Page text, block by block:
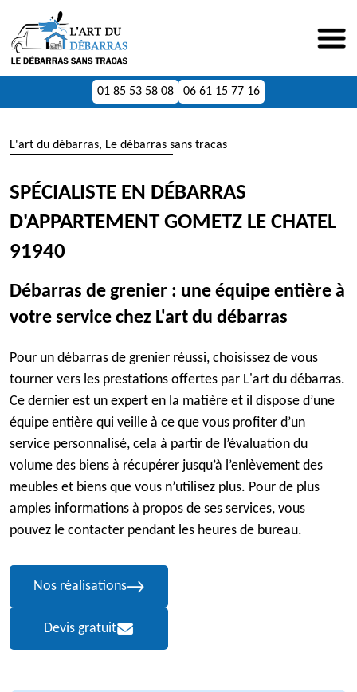
01 85 53 58 08 06 61 15 77 16
L'art du débarras, Le débarras sans tracas
SPÉCIALISTE EN DÉBARRAS
D'APPARTEMENT GOMETZ LE CHATEL
91940
Débarras de grenier : une équipe entière à
votre service chez L'art du débarras
Pour un débarras de grenier réussi, choisissez de vous
tourner vers les prestations offertes par L'art du débarras.
Ce dernier est un expert en la matière et il dispose d’une
équipe entière qui veille à ce que vous profiter d’un
service personnalisé, cela à partir de l’évaluation du
volume des biens à récupérer jusqu’à l’enlèvement des
meubles et biens que vous n’utilisez plus. Pour de plus
amples informations à propos de ses services, vous
pouvez le contacter pendant les heures de bureau.
Nos réalisations
Devis gratuit